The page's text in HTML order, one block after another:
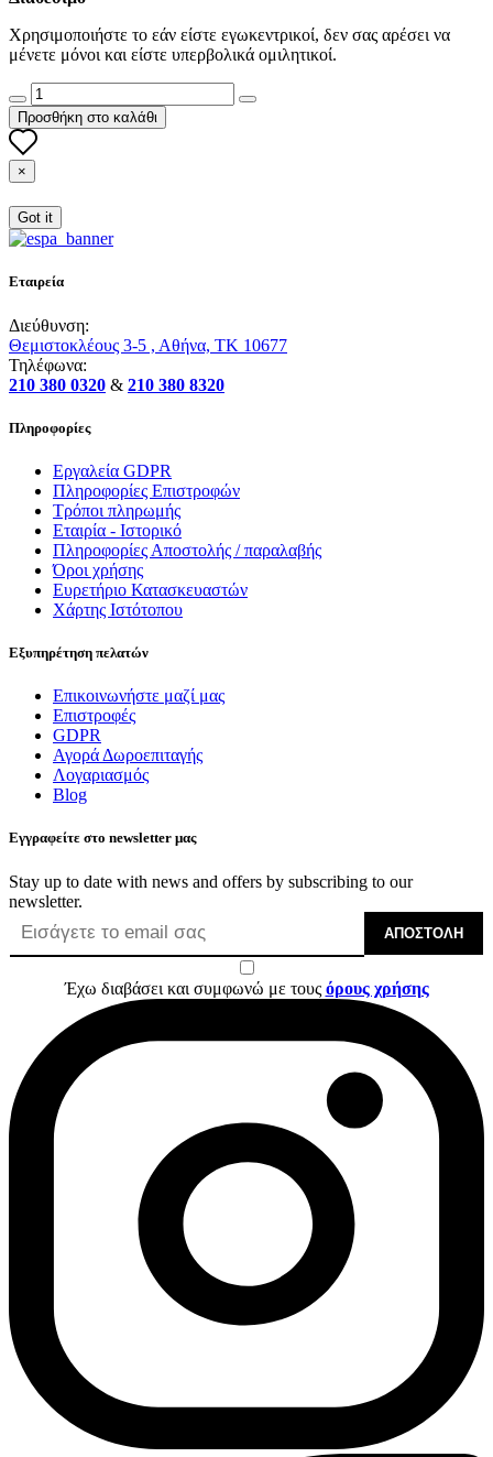
Χρησιμοποιήστε το εάν είστε εγωκεντρικοί, δεν σας αρέσει να
μένετε μόνοι και είστε υπερβολικά ομιλητικοί.
Προσθήκη στο καλάθι
×
Got it
Εταιρεία
Διεύθυνση:
Θεμιστοκλέους 3-5 , Αθήνα, ΤΚ 10677
Τηλέφωνα:
210 380 0320 & 210 380 8320
Πληροφορίες
Εργαλεία GDPR
Πληροφορίες Επιστροφών
Τρόποι πληρωμής
Εταιρία - Ιστορικό
Πληροφορίες Αποστολής / παραλαβής
Όροι χρήσης
Ευρετήριο Κατασκευαστών
Χάρτης Ιστότοπου
Εξυπηρέτηση πελατών
Επικοινωνήστε μαζί μας
Επιστροφές
GDPR
Αγορά Δωροεπιταγής
Λογαριασμός
Blog
Εγγραφείτε στο newsletter μας
Stay up to date with news and offers by subscribing to our
newsletter.
ΑΠΟΣΤΟΛΉ
Έχω διαβάσει και συμφωνώ με τους όρους χρήσης